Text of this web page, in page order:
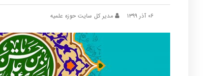
۰۶ آذر ۱۳۹۹ مدیر کل سایت حوزه علمیه